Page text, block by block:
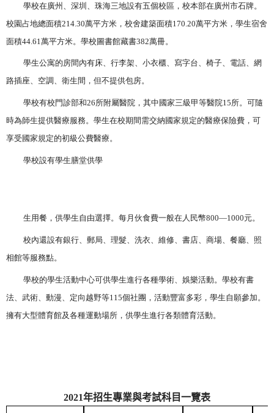
學校在廣州、深圳、珠海三地設有五個校區，校本部在廣州市石牌。
校園占地總面積214.30萬平方米，校舍建築面積170.20萬平方米，學生宿舍
面積44.61 萬平方米。學校圖書館藏書382萬冊。
學生公寓的房間內有床、行李架、小衣櫃、寫字台、椅子、電話、網
路插座、空調、衛生間，但不提供包房。
學校有校門診部和26所附屬醫院，其中國家三級甲等醫院15所。可隨
時為師生提供醫療服務。學生在校期間需交納國家規定的醫療保險費，可
享受國家規定的初級公費醫療。
學校設有學生膳堂供學
生用餐，供學生自由選擇。每月伙食費一般在人民幣800—1000元。
校內還設有銀行、郵局、理髮、洗衣、維修、書店、商場、餐廳、照
相館等服務點。
學校的學生活動中心可供學生進行各種學術、娛樂活動。學校有書
法、武術、動漫、定向越野等115個社團，活動豐富多彩，學生自願參加。
擁有大型體育館及各種運動場所，供學生進行各類體育活動。
2021年招生專業與考試科目一覽表